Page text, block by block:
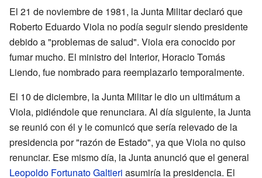
El 21 de noviembre de 1981, la Junta Militar declaró que
Roberto Eduardo Viola no podía seguir siendo presidente
debido a "problemas de salud". Viola era conocido por
fumar mucho. El ministro del Interior, Horacio Tomás
Liendo, fue nombrado para reemplazarlo temporalmente.
El 10 de diciembre, la Junta Militar le dio un ultimátum a
Viola, pidiéndole que renunciara. Al día siguiente, la Junta
se reunió con él y le comunicó que sería relevado de la
presidencia por "razón de Estado", ya que Viola no quiso
renunciar. Ese mismo día, la Junta anunció que el general
Leopoldo Fortunato Galtieri asumiría la presidencia. El